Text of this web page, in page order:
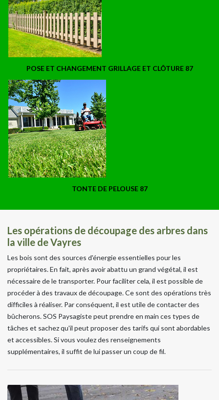
POSE ET CHANGEMENT GRILLAGE ET CLÔTURE 87
TONTE DE PELOUSE 87
Les opérations de découpage des arbres dans
la ville de Vayres
Les bois sont des sources d'énergie essentielles pour les
propriétaires. En fait, après avoir abattu un grand végétal, il est
nécessaire de le transporter. Pour faciliter cela, il est possible de
procéder à des travaux de découpage. Ce sont des opérations très
difficiles à réaliser. Par conséquent, il est utile de contacter des
bûcherons. SOS Paysagiste peut prendre en main ces types de
tâches et sachez qu'il peut proposer des tarifs qui sont abordables
et accessibles. Si vous voulez des renseignements
supplémentaires, il suffit de lui passer un coup de fil.